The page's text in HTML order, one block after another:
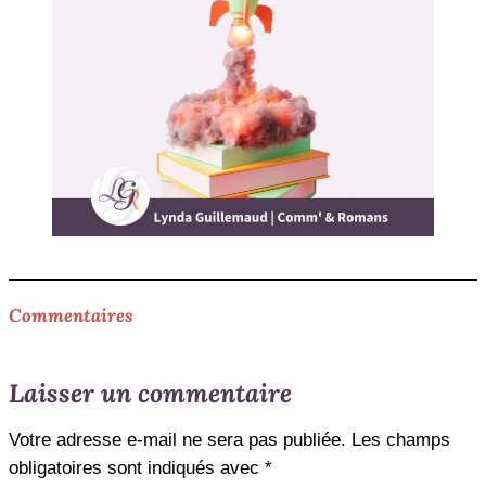
Commentaires
Laisser un commentaire
Votre adresse e-mail ne sera pas publiée. Les champs
obligatoires sont indiqués avec *